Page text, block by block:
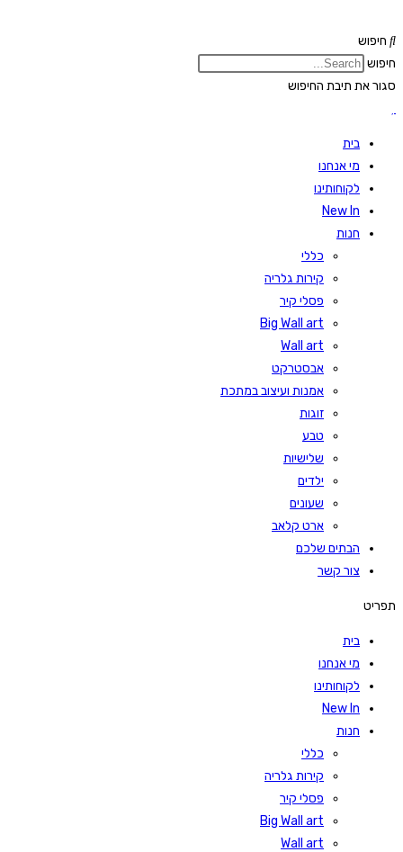
to
content
חיפוש
חיפוש
סגור את תיבת החיפוש
בית
מי אנחנו
לקוחותינו
New In
חנות
כללי
קירות גלריה
פסלי קיר
Big Wall art
Wall art
אבסטרקט
אמנות ועיצוב במתכת
זוגות
טבע
שלישיות
ילדים
שעונים
ארט קלאב
הבתים שלכם
צור קשר
תפריט
בית
מי אנחנו
לקוחותינו
New In
חנות
כללי
קירות גלריה
פסלי קיר
Big Wall art
Wall art